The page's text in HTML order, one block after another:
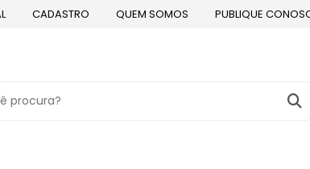
CADASTRO QUEM SOMOS PUBLIQUE